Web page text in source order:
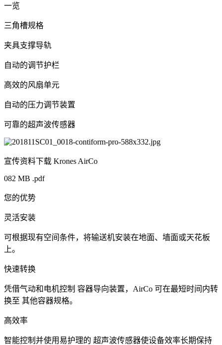
一览
三角槽规格
夹具支撑导轨
自动的调节护栏
高效的风扇单元
自动的压力调节装置
可靠的超声波传感器
宣传资料下载 Krones AirCo
082 MB .pdf
您的优势
灵活安装
可根据现有空间条件，将输送机安装在地面、墙面或天花板
上。
快速转换
凭借气动和电机控制 容器导向装置，AirCo 可在最短时间内转
换至 其他容器规格。
高效率
智能控制并使用易护理的 超声波传感器使设备效率长期保持